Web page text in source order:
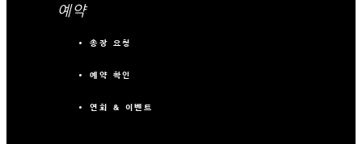
예약
송장 요청
예약 확인
연회 & 이벤트